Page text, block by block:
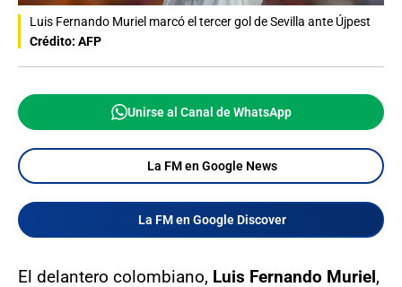
Luis Fernando Muriel marcó el tercer gol de Sevilla ante Újpest
Crédito: AFP
Unirse al Canal de WhatsApp
La FM en Google News
La FM en Google Discover
El delantero colombiano, Luis Fernando Muriel,